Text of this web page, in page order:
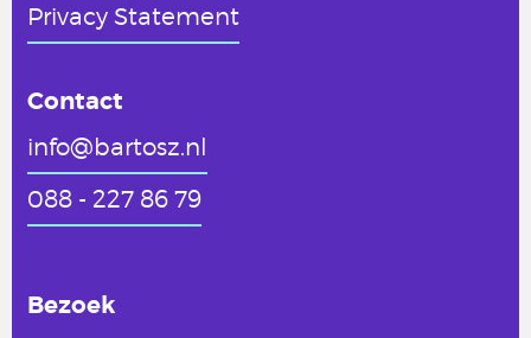
Privacy Statement
Contact
info@bartosz.nl
088 - 227 86 79
Bezoek